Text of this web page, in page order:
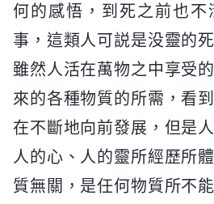
何的感悟，到死之前也不
事，這類人可説是没靈的
雖然人活在萬物之中享受
來的各種物質的所需，看
在不斷地向前發展，但是
人的心、人的靈所經歷所
質無關，是任何物質所不